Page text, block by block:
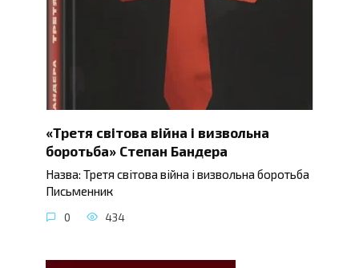
«Третя світова війна і визвольна
боротьба» Степан Бандера
Назва: Третя світова війна і визвольна боротьба
Письменник
0 434